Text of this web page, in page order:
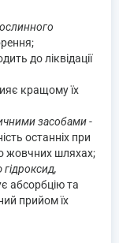
до ліквідації
кращому їх
засобами-
останніх при
жовчних шляхах;
абсорбцію та
прийом їх